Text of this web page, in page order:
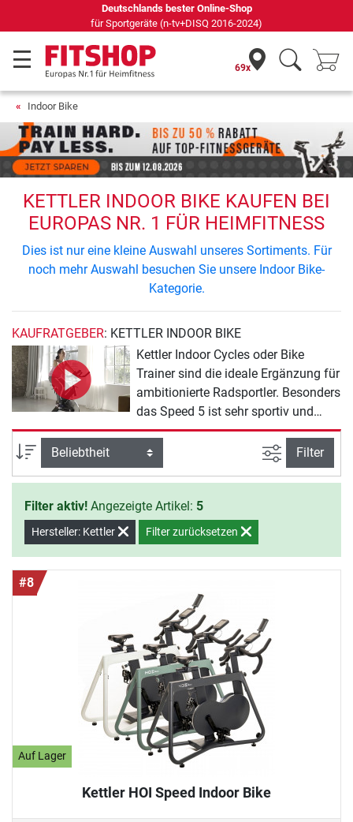
Deutschlands bester Online-Shop
für Sportgeräte (n-tv+DISQ 2016-2024)
69x
Indoor Bike
KETTLER INDOOR BIKE KAUFEN BEI
EUROPAS NR. 1 FÜR HEIMFITNESS
Dies ist nur eine kleine Auswahl unseres Sortiments. Für
noch mehr Auswahl besuchen Sie unsere Indoor Bike-
Kategorie.
KAUFRATGEBER: KETTLER INDOOR BIKE
Kettler Indoor Cycles oder Bike
Trainer sind die ideale Ergänzung für
ambitionierte Radsportler. Besonders
das Speed 5 ist sehr sportiv und
durch die diversen
Verstellmöglichkeiten an Lenker und
Sattel besonders individuell
einstellbar.
Sortierung Ansicht
Filter
Filter aktiv! Angezeigte Artikel: 5
Hersteller: Kettler Filter zurücksetzen
#8
Auf Lager
Kettler HOI Speed Indoor Bike